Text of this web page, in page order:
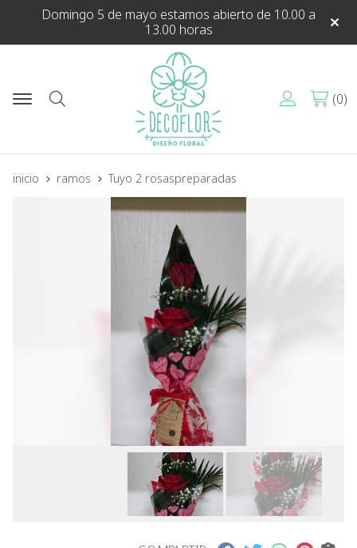
Domingo 5 de mayo estamos abierto de 10.00 a
13.00 horas
Buscar
0
inicio ramos Tuyo 2 rosaspreparadas